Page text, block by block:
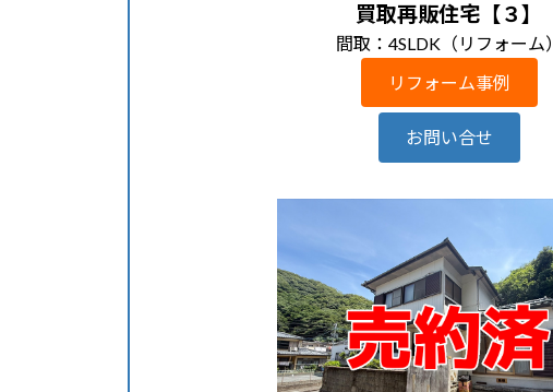
買取再販住宅【３】
間取：4SLDK（リフォーム）
リフォーム事例
お問い合せ